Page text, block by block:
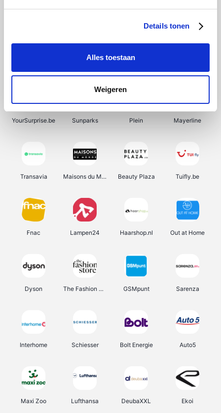
Details tonen
Alles toestaan
Weigeren
SupraBazar Shein Bergfreunde Smartwatchbanden
YourSurprise.be Sunparks Plein Mayerline
Transavia Maisons du Monde Beauty Plaza Tuifly.be
Fnac Lampen24 Haarshop.nl Out at Home
Dyson The Fashion Store GSMpunt Sarenza
Interhome Schiesser Bolt Energie Auto5
Maxi Zoo Lufthansa DeubaXXL Ekoi